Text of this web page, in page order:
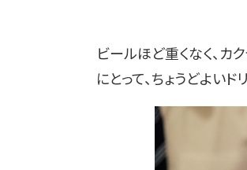
ビールほど重くなく、
にとって、ちょうどよい